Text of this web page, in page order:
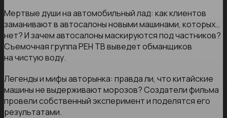
Мертвые души на автомобильный лад: как клиентов
заманивают в автосалоны новыми машинами, которых…
нет? И зачем автосалоны маскируются под частников?
Съемочная группа РЕН ТВ выведет обманщиков
на чистую воду.
Легенды и мифы авторынка: правда ли, что китайские
машины не выдерживают морозов? Создатели фильма
провели собственный эксперимент и поделятся его
результатами.